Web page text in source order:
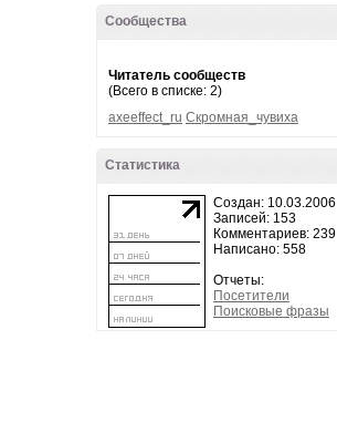
Сообщества
Читатель сообществ
(Всего в списке: 2)
axeeffect_ru Скромная_чувиха
Статистика
Создан: 10.03.2006
Записей: 153
Комментариев: 239
Написано: 558
Отчеты:
Посетители
Поисковые фразы